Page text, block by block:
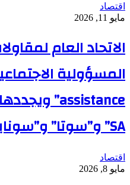
اقتصاد
مايو 11, 2026
الاتحاد العام
SA” و”سوتا” و”سونابيل”
اقتصاد
مايو 8, 2026